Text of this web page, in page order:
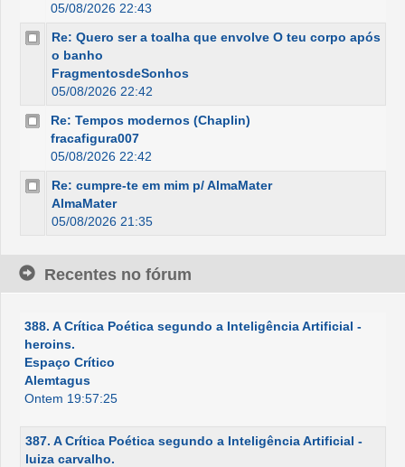
05/08/2026 22:43
Re: Quero ser a toalha que envolve O teu corpo após
o banho
FragmentosdeSonhos
05/08/2026 22:42
Re: Tempos modernos (Chaplin)
fracafigura007
05/08/2026 22:42
Re: cumpre-te em mim p/ AlmaMater
AlmaMater
05/08/2026 21:35
Recentes no fórum
388. A Crítica Poética segundo a Inteligência Artificial -
heroins.
Espaço Crítico
Alemtagus
Ontem 19:57:25
387. A Crítica Poética segundo a Inteligência Artificial -
luiza carvalho.